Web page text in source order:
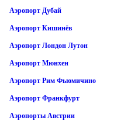
Аэропорт Дубай
Аэропорт Кишинёв
Аэропорт Лондон Лутон
Аэропорт Мюнхен
Аэропорт Рим Фьюмичино
Аэропорт Франкфурт
Аэропорты Австрии